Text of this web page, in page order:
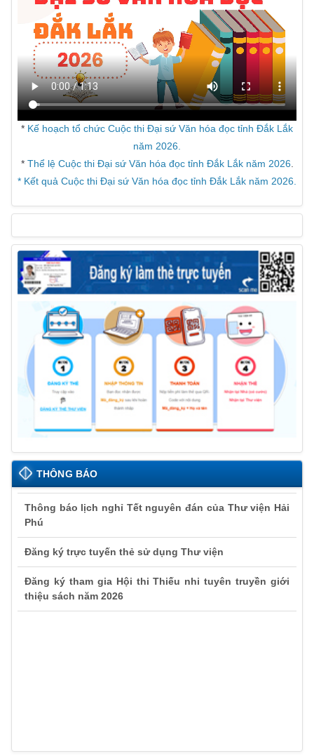
* Kế hoạch tổ chức Cuộc thi Đại sứ Văn hóa đọc tỉnh Đắk Lắk
năm 2026.
* Thể lệ Cuộc thi Đại sứ Văn hóa đọc tỉnh Đắk Lắk năm 2026.
* Kết quả Cuộc thi Đại sứ Văn hóa đọc tỉnh Đắk Lắk năm 2026.
THÔNG BÁO
Thông báo lịch nghỉ Tết nguyên đán của Thư viện Hải
Phú
Đăng ký trực tuyến thẻ sử dụng Thư viện
Đăng ký tham gia Hội thi Thiếu nhi tuyên truyền giới
thiệu sách năm 2026